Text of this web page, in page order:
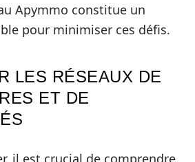
Apymmo constitue un
pour minimiser ces défis.
LES RÉSEAUX DE
ET DE
il est crucial de comprendre